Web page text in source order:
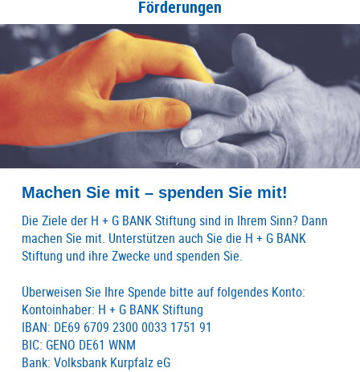
Förderungen
Machen Sie mit – spenden Sie mit!
Die Ziele der H + G BANK Stiftung sind in Ihrem Sinn? Dann
machen Sie mit. Unterstützen auch Sie die H + G BANK
Stiftung und ihre Zwecke und spenden Sie.
Überweisen Sie Ihre Spende bitte auf folgendes Konto:
Kontoinhaber: H + G BANK Stiftung
IBAN: DE69 6709 2300 0033 1751 91
BIC: GENO DE61 WNM
Bank: Volksbank Kurpfalz eG